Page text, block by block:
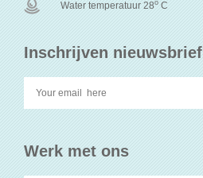
Inschrijven nieuwsbrief
Werk met ons
Water temperatuur 28o C